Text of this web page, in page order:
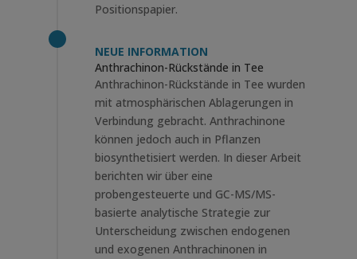
Positionspapier.
NEUE INFORMATION
Anthrachinon-Rückstände in Tee
Anthrachinon-Rückstände in Tee wurden
mit atmosphärischen Ablagerungen in
Verbindung gebracht. Anthrachinone
können jedoch auch in Pflanzen
biosynthetisiert werden. In dieser Arbeit
berichten wir über eine
probengesteuerte und GC-MS/MS-
basierte analytische Strategie zur
Unterscheidung zwischen endogenen
und exogenen Anthrachinonen in